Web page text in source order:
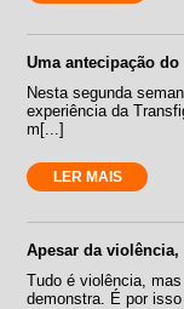
Uma antecipação do
Nesta segunda
experiência da
m[...]
LER MAIS
Apesar da violência,
Tudo é violência,
demonstra. É por